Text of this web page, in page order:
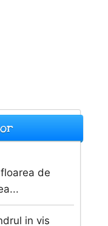
de
in vis